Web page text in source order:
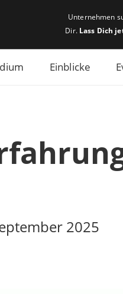
Einblicke
Unternehmen
Dir. Lass Dich
2025